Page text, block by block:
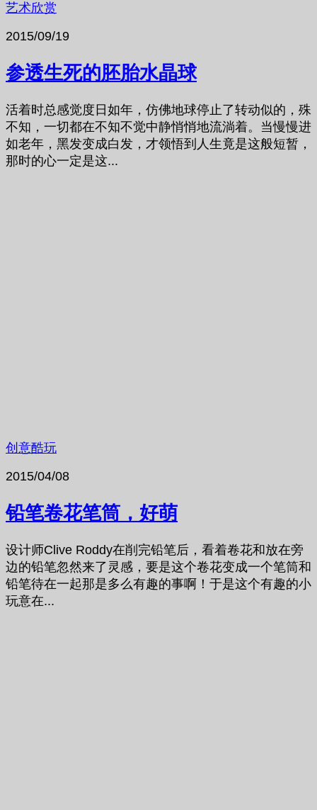
艺术欣赏
2015/09/19
参透生死的胚胎水晶球
活着时总感觉度日如年，仿佛地球停止了转动似的，殊
不知，一切都在不知不觉中静悄悄地流淌着。当慢慢进
如老年，黑发变成白发，才领悟到人生竟是这般短暂，
那时的心一定是这...
创意酷玩
2015/04/08
铅笔卷花笔筒，好萌
设计师Clive Roddy在削完铅笔后，看着卷花和放在旁
边的铅笔忽然来了灵感，要是这个卷花变成一个笔筒和
铅笔待在一起那是多么有趣的事啊！于是这个有趣的小
玩意在...